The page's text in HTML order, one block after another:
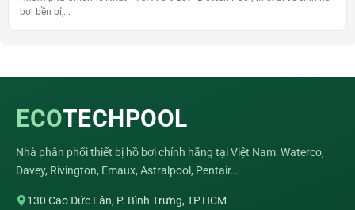
bơi bền bỉ,...
ECOTECHPOOL
Nhà phân phối thiết bị hồ bơi chính hãng tại Việt Nam: Waterco,
Davey, Rivington, Emaux, Astralpool, Pentair…
130 Cao Đức Lân, P. Bình Trưng, TP.HCM